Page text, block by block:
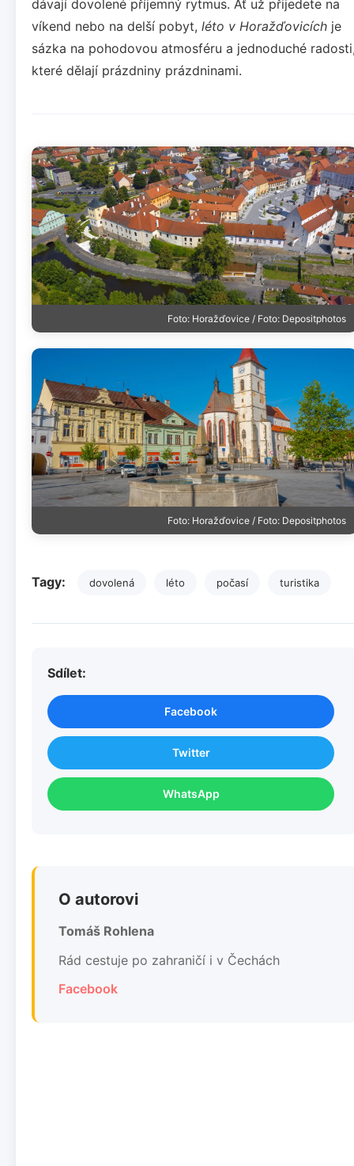
dávají dovolené příjemný rytmus. Ať už přijedete na
víkend nebo na delší pobyt, léto v Horažďovicích je
sázka na pohodovou atmosféru a jednoduché
které dělají prázdniny prázdninami.
Foto: Horažďovice / Foto: Depositphotos
Foto: Horažďovice / Foto: Depositphotos
Tagy: dovolená léto počasí turistika
Sdílet:
Facebook
Twitter
WhatsApp
O autorovi
Tomáš Rohlena
Rád cestuje po zahraničí i v Čechách
Facebook